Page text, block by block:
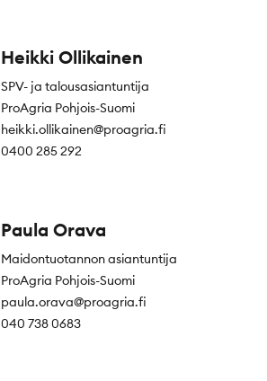
Heikki Ollikainen
SPV- ja talousasiantuntija
ProAgria Pohjois-Suomi
heikki.ollikainen@proagria.fi
0400 285 292
Paula Orava
Maidontuotannon asiantuntija
ProAgria Pohjois-Suomi
paula.orava@proagria.fi
040 738 0683